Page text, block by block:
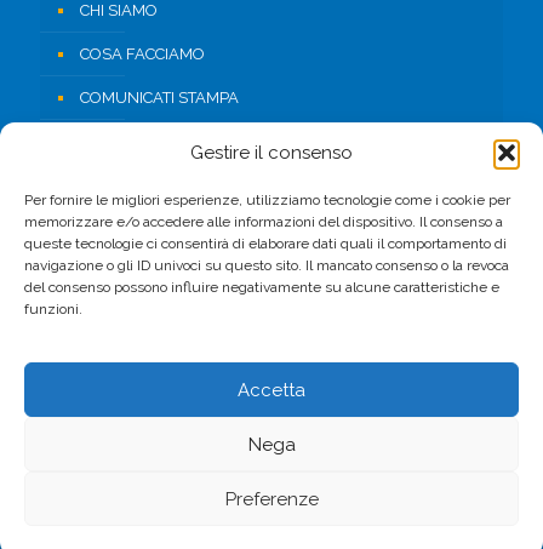
Gestire il consenso
Per fornire le migliori esperienze, utilizziamo tecnologie come i cookie per
memorizzare e/o accedere alle informazioni del dispositivo. Il consenso a
queste tecnologie ci consentirà di elaborare dati quali il comportamento di
navigazione o gli ID univoci su questo sito. Il mancato consenso o la revoca
del consenso possono influire negativamente su alcune caratteristiche e
funzioni.
Accetta
Nega
Preferenze
CHI SIAMO
COSA FACCIAMO
COMUNICATI STAMPA
AREA RISERVATA
FACEBOOK